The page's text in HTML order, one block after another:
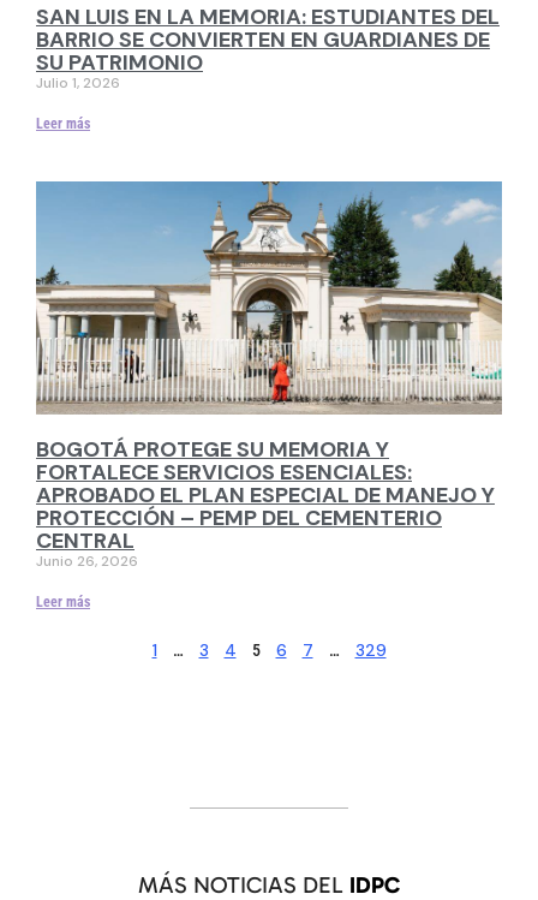
SAN LUIS EN LA MEMORIA: ESTUDIANTES DEL
BARRIO SE CONVIERTEN EN GUARDIANES DE
SU PATRIMONIO
Julio 1, 2026
Leer más
BOGOTÁ PROTEGE SU MEMORIA Y
FORTALECE SERVICIOS ESENCIALES:
APROBADO EL PLAN ESPECIAL DE MANEJO Y
PROTECCIÓN – PEMP DEL CEMENTERIO
CENTRAL
Junio 26, 2026
Leer más
1 … 3 4 5 6 7 … 329
MÁS NOTICIAS DEL IDPC